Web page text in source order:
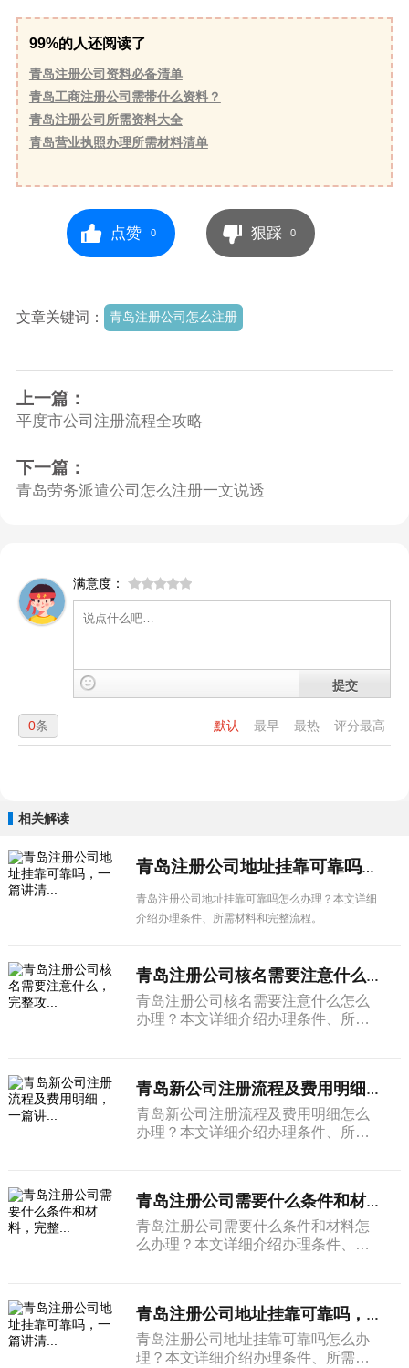
99%的人还阅读了
青岛注册公司资料必备清单
青岛工商注册公司需带什么资料？
青岛注册公司所需资料大全
青岛营业执照办理所需材料清单
点赞 0 狠踩 0
文章关键词： 青岛注册公司怎么注册
上一篇：
平度市公司注册流程全攻略
下一篇：
青岛劳务派遣公司怎么注册一文说透
满意度：
提交
默认 最早 最热 评分最高
0条
相关解读
青岛注册公司地址挂靠可靠吗，一篇讲清...
青岛注册公司地址挂靠可靠吗怎么办理？本文详细
介绍办理条件、所需材料和完整流程。
青岛注册公司核名需要注意什么，完整攻...
青岛注册公司核名需要注意什么怎么
办理？本文详细介绍办理条件、所需
青岛新公司注册流程及费用明细，一篇讲...
青岛新公司注册流程及费用明细怎么
办理？本文详细介绍办理条件、所需
青岛注册公司需要什么条件和材料，完整...
青岛注册公司需要什么条件和材料怎
么办理？本文详细介绍办理条件、所
青岛注册公司地址挂靠可靠吗，一篇讲清...
青岛注册公司地址挂靠可靠吗怎么办
理？本文详细介绍办理条件、所需材